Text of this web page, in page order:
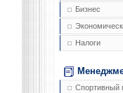
Бизнес
Налоги
Спортивный